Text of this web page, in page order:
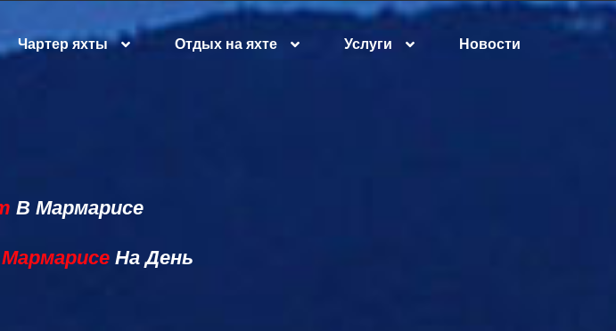
Чартер яхты Отдых на яхте Услуги Новости
В Мармарисе
На День